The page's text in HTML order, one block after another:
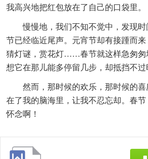
我高兴地把红包放在了自己的口袋里。
慢慢地，我们不知不觉中，发现
节已经临近尾声。元宵节却有接踵而来
猜灯谜，赏花灯……春节就这样急匆匆
想它在那儿能多停留几步，却抵挡不过
然而，那时候的欢乐，那时候的
在了我的脑海里，让我不忍忘却。春节
怀念啊！